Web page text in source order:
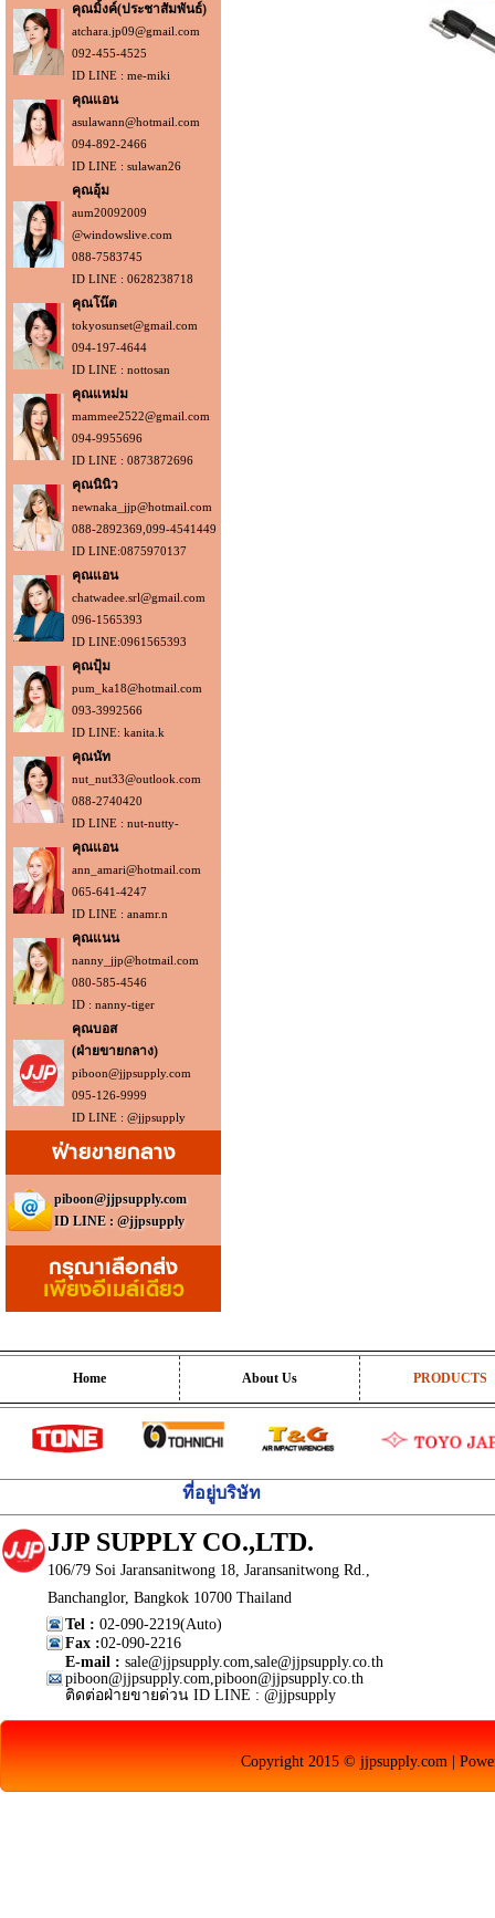
คุณมิ้งค์(ประชาสัมพันธ์)
atchara.jp09@gmail.com
092-455-4525
ID LINE : me-miki
คุณแอน
asulawann@hotmail.com
094-892-2466
ID LINE : sulawan26
คุณอุ้ม
aum20092009
@windowslive.com
088-7583745
ID LINE : 0628238718
คุณโน๊ต
tokyosunset@gmail.com
094-197-4644
ID LINE : nottosan
คุณแหม่ม
mammee2522@gmail.com
094-9955696
ID LINE : 0873872696
คุณนินิว
newnaka_jjp@hotmail.com
088-2892369,099-4541449
ID LINE:0875970137
คุณแอน
chatwadee.srl@gmail.com
096-1565393
ID LINE:0961565393
คุณปุ้ม
pum_ka18@hotmail.com
093-3992566
ID LINE: kanita.k
คุณนัท
nut_nut33@outlook.com
088-2740420
ID LINE : nut-nutty-
คุณแอน
ann_amari@hotmail.com
065-641-4247
ID LINE : anamr.n
คุณแนน
nanny_jjp@hotmail.com
080-585-4546
ID : nanny-tiger
คุณบอส
(ฝ่ายขายกลาง)
piboon@jjpsupply.com
095-126-9999
ID LINE : @jjpsupply
ฝ่ายขายกลาง
piboon@jjpsupply.com
ID LINE : @jjpsupply
กรุณาเลือกส่ง
เพียงอีเมล์เดียว
Home About Us PRODUCTS
ที่อยู่บริษัท
JJP SUPPLY CO.,LTD.
106/79 Soi Jaransanitwong 18, Jaransanitwong Rd.,
Banchanglor, Bangkok 10700 Thailand
Tel : 02-090-2219(Auto)
Fax :02-090-2216
E-mail : sale@jjpsupply.com,sale@jjpsupply.co.th
piboon@jjpsupply.com,piboon@jjpsupply.co.th
ติดต่อฝ่ายขายด่วน ID LINE : @jjpsupply
Copyright 2015 © jjpsupply.com |